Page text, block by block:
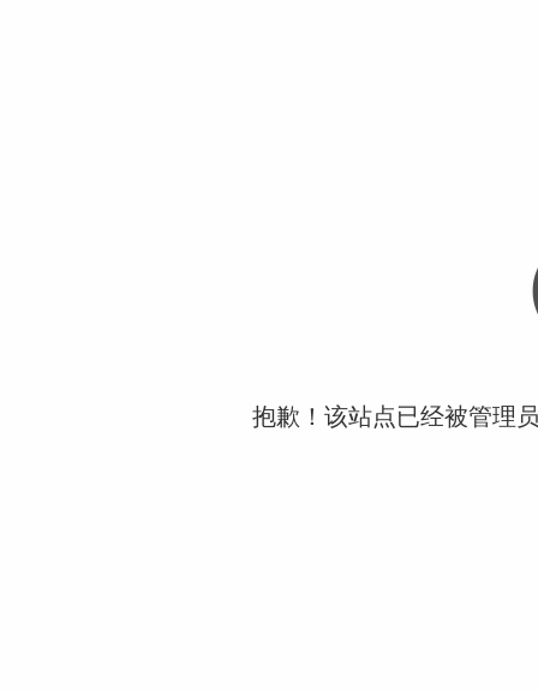
抱歉！该站点已经被管理